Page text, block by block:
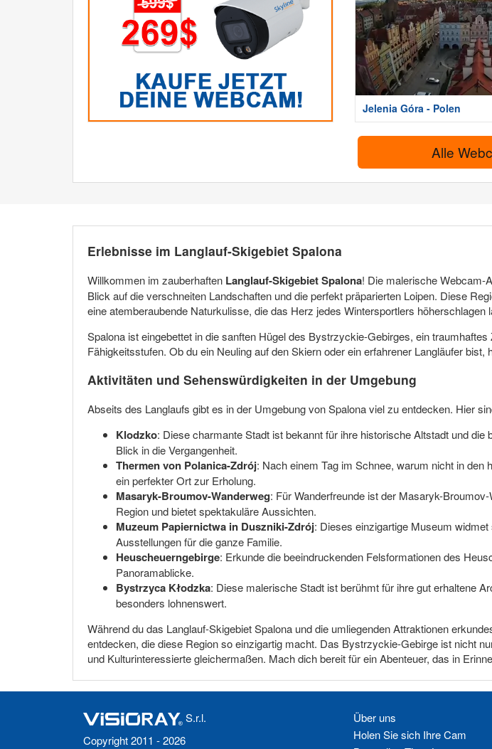
Jelenia Góra - Polen
Alle
Erlebnisse im Langlauf-Skigebiet Spalona
Willkommen im zauberhaften Langlauf-Skigebiet Spalona! Die malerische Webcam-
Blick auf die verschneiten Landschaften und die perfekt präparierten Loipen. Diese
eine atemberaubende Naturkulisse, die das Herz jedes Wintersportlers höherschlagen
Spalona ist eingebettet in die sanften Hügel des Bystrzyckie-Gebirges, ein
Fähigkeitsstufen. Ob du ein Neuling auf den Skiern oder ein erfahrener Langläufer
Aktivitäten und Sehenswürdigkeiten in der Umgebung
Abseits des Langlaufs gibt es in der Umgebung von Spalona viel zu entdecken. Hier
Klodzko: Diese charmante Stadt ist bekannt für ihre historische Altstadt und
Blick in die Vergangenheit.
Thermen von Polanica-Zdrój: Nach einem Tag im Schnee, warum nicht in
ein perfekter Ort zur Erholung.
Masaryk-Broumov-Wanderweg: Für Wanderfreunde ist der Masaryk-
Region und bietet spektakuläre Aussichten.
Muzeum Papiernictwa in Duszniki-Zdrój: Dieses einzigartige Museum
Ausstellungen für die ganze Familie.
Heuscheuerngebirge: Erkunde die beeindruckenden Felsformationen des
Panoramablicke.
Bystrzyca Kłodzka: Diese malerische Stadt ist berühmt für ihre gut erhaltene
besonders lohnenswert.
Während du das Langlauf-Skigebiet Spalona und die umliegenden Attraktionen
entdecken, die diese Region so einzigartig macht. Das Bystrzyckie-Gebirge ist nicht
und Kulturinteressierte gleichermaßen. Mach dich bereit für ein Abenteuer, das in
S.r.l.
Copyright 2011 - 2026
Über uns
Holen Sie sich Ihre Cam